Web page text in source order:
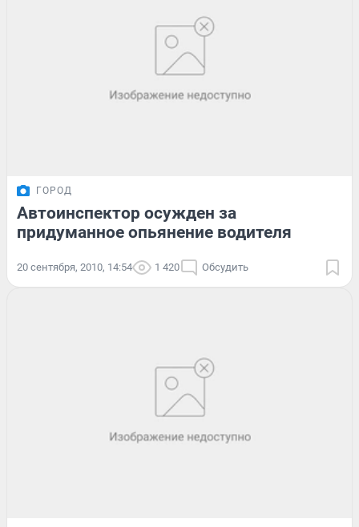
ГОРОД
Автоинспектор осужден за
придуманное опьянение водителя
20 сентября, 2010, 14:54 1 420 Обсудить